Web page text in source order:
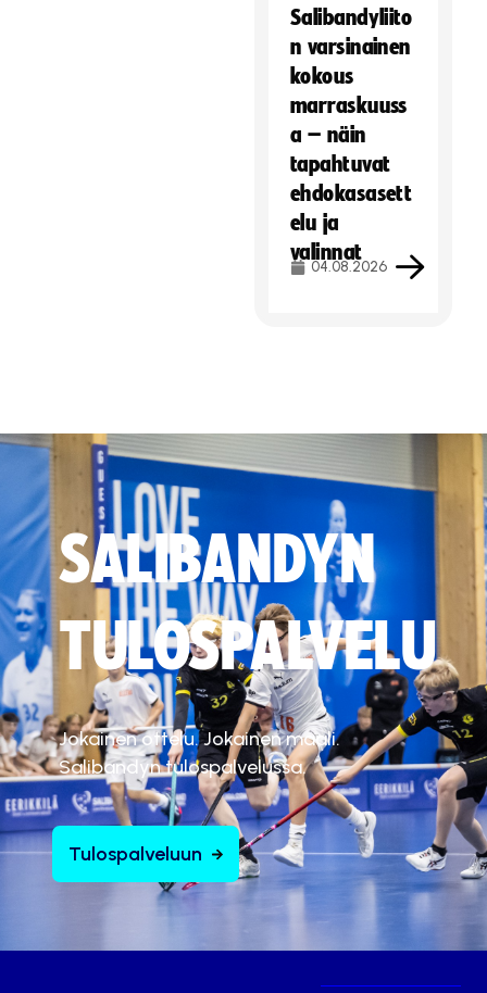
Salibandyliito
n varsinainen
kokous
marraskuuss
a – näin
tapahtuvat
ehdokasasett
elu ja
valinnat
04.08.2026
SALIBANDYN
TULOSPALVELU
Jokainen ottelu. Jokainen maali.
Salibandyn tulospalvelussa.
Tulospalveluun